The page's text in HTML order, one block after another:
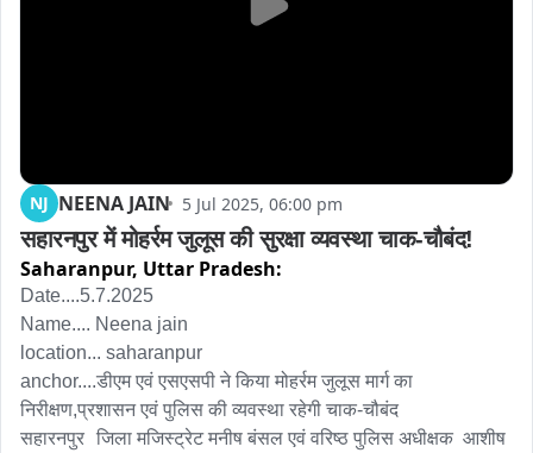
NJ NEENA JAIN 5 Jul 2025, 06:00 pm
सहारनपुर में मोहर्रम जुलूस की सुरक्षा व्यवस्था चाक-चौबंद!
Saharanpur, Uttar Pradesh:
Date....5.7.2025
Name.... Neena jain
location... saharanpur
anchor....डीएम एवं एसएसपी ने किया मोहर्रम जुलूस मार्ग का
निरीक्षण,प्रशासन एवं पुलिस की व्यवस्था रहेगी चाक-चौबंद
सहारनपुर	जिला मजिस्ट्रेट मनीष बंसल एवं वरिष्ठ पुलिस अधीक्षक  आशीष